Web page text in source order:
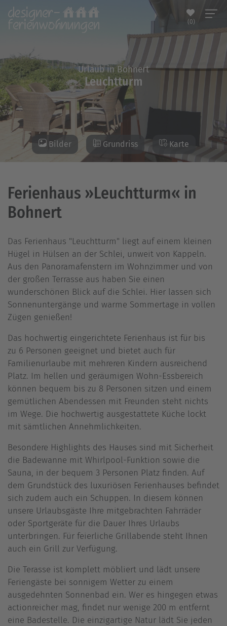
(0)
Urlaub in Bohnert
Leuchtturm
Bilder Grundriss Karte
Ferienhaus »Leuchtturm« in
Bohnert
Das Ferienhaus "Leuchtturm" liegt auf einem kleinen
Hügel in Hülsen an der Schlei, unweit von Kappeln.
Aus den Panoramafenstern im Wohnzimmer und von
der großen Terrasse aus haben Sie einen
wunderschönen Blick auf die Schlei. Hier lassen sich
Sonnenuntergänge und warme Sommertage in vollen
Zügen genießen!
Das hochwertig eingerichtete Ferienhaus ist für bis
zu 6 Personen geeignet und bietet auch für
Familienurlaube mit mehreren Kindern ausreichend
Platz. Im hellen und geräumigen Wohn-Essbereich
können bequem bis zu 8 Personen sitzen und einem
gemütlichen Abendessen mit Freunden steht nichts
im Wege. Die hochwertig ausgestattete Küche lockt
mit sämtlichen Annehmlichkeiten.
Besondere Highlights des Hauses sind mit Sicherheit
die Badewanne mit Whirlpool-Funktion sowie die
Sauna, in der bequem 3 Personen Platz finden. Auf
dem Grundstück des luxuriösen Ferienhauses befindet
sich zudem auch ein Schuppen. In diesem können
unsere Urlaubsgäste Ihre mitgebrachten Fahrräder
oder Sportgeräte für die Dauer Ihres Urlaubs
unterbringen. Für feierliche Grillabende steht Ihnen
auch ein Grill zur Verfügung.
Die Terasse ist komplett möbliert und lädt unsere
Feriengäste bei sonnigem Wetter zu einem
ausgedehnten Sonnenbad ein. Wer es hingegen etwas
actionreicher mag, findet nur wenige 200 m entfernt
eine Badestelle. Die einzigartige Natur lädt Sie jeden